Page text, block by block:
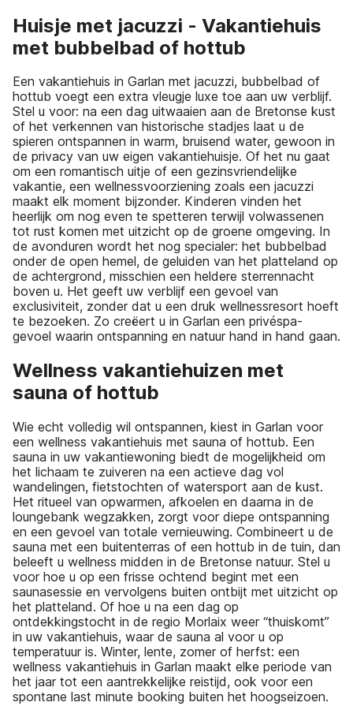
Huisje met jacuzzi - Vakantiehuis
met bubbelbad of hottub
Een vakantiehuis in Garlan met jacuzzi, bubbelbad of
hottub voegt een extra vleugje luxe toe aan uw verblijf.
Stel u voor: na een dag uitwaaien aan de Bretonse kust
of het verkennen van historische stadjes laat u de
spieren ontspannen in warm, bruisend water, gewoon in
de privacy van uw eigen vakantiehuisje. Of het nu gaat
om een romantisch uitje of een gezinsvriendelijke
vakantie, een wellnessvoorziening zoals een jacuzzi
maakt elk moment bijzonder. Kinderen vinden het
heerlijk om nog even te spetteren terwijl volwassenen
tot rust komen met uitzicht op de groene omgeving. In
de avonduren wordt het nog specialer: het bubbelbad
onder de open hemel, de geluiden van het platteland op
de achtergrond, misschien een heldere sterrennacht
boven u. Het geeft uw verblijf een gevoel van
exclusiviteit, zonder dat u een druk wellnessresort hoeft
te bezoeken. Zo creëert u in Garlan een privéspa-
gevoel waarin ontspanning en natuur hand in hand gaan.
Wellness vakantiehuizen met
sauna of hottub
Wie echt volledig wil ontspannen, kiest in Garlan voor
een wellness vakantiehuis met sauna of hottub. Een
sauna in uw vakantiewoning biedt de mogelijkheid om
het lichaam te zuiveren na een actieve dag vol
wandelingen, fietstochten of watersport aan de kust.
Het ritueel van opwarmen, afkoelen en daarna in de
loungebank wegzakken, zorgt voor diepe ontspanning
en een gevoel van totale vernieuwing. Combineert u de
sauna met een buitenterras of een hottub in de tuin, dan
beleeft u wellness midden in de Bretonse natuur. Stel u
voor hoe u op een frisse ochtend begint met een
saunasessie en vervolgens buiten ontbijt met uitzicht op
het platteland. Of hoe u na een dag op
ontdekkingstocht in de regio Morlaix weer “thuiskomt”
in uw vakantiehuis, waar de sauna al voor u op
temperatuur is. Winter, lente, zomer of herfst: een
wellness vakantiehuis in Garlan maakt elke periode van
het jaar tot een aantrekkelijke reistijd, ook voor een
spontane last minute booking buiten het hoogseizoen.